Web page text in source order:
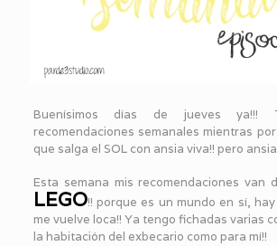
Buenísimos días de jueves ya!!!
recomendaciones semanales mientras
que salga el SOL con ansia viva!! pero
Esta semana mis recomendaciones van
LEGO!! porque es un mundo en sí,
me vuelve loca!! Ya tengo fichadas varias
la habitación del exbecario como para mí!!